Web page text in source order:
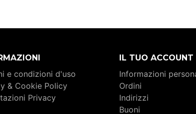
e condizioni d'uso
& Cookie Policy
Privacy
IL TUO ACCOUNT
Informazioni
Ordini
Indirizzi
Buoni